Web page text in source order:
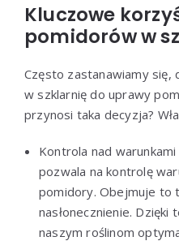
Kluczowe
pomidorów w
Często zastanawiamy
w szklarnię do uprawy
przynosi taka decyzja?
Kontrola nad
pozwala na kontrolę
pomidory. Obejmuje to
nasłonecznienie.
naszym roślinom